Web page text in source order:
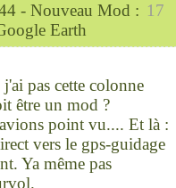
17
- Nouveau Mod :
Earth
pas cette colonne
être un mod ?
point vu.... Et là :
vers le gps-guidage
Ya même pas